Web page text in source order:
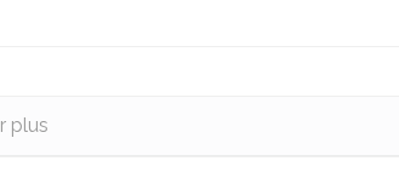
plus